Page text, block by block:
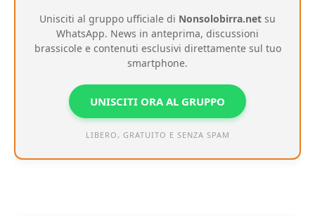
Unisciti al gruppo ufficiale di Nonsolobirra.net su
WhatsApp. News in anteprima, discussioni
brassicole e contenuti esclusivi direttamente sul tuo
smartphone.
UNISCITI ORA AL GRUPPO
LIBERO, GRATUITO E SENZA SPAM